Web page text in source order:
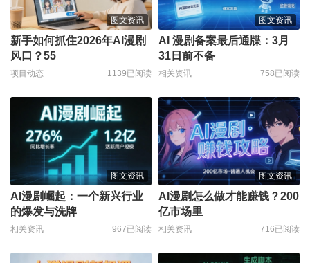
图文资讯
新手如何抓住2026年AI漫剧
风口？55
项目动态 1139已阅读
图文资讯
AI 漫剧备案最后通牒：3月
31日前不备
相关资讯 758已阅读
图文资讯
AI漫剧崛起：一个新兴行业
的爆发与洗牌
相关资讯 967已阅读
图文资讯
AI漫剧怎么做才能赚钱？200
亿市场里
相关资讯 716已阅读